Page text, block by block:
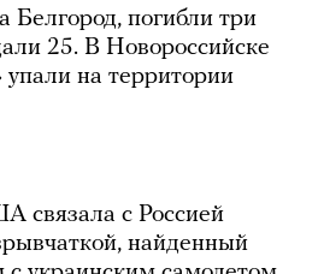
Белгород, погибли три
25. В Новороссийске
упали на территории
связала с Россией
найденный